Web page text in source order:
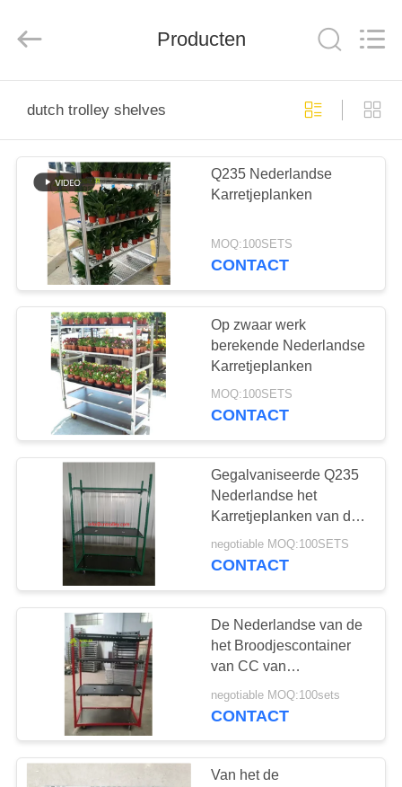
PRODUCTEN
VIDEO'S
OVER
ONS
FABRIEKSTOCHT
KWALITEITSCONTROLE
NEEM
CONTACT
NIEUWS
VRAAG
EEN
OFFERTE
Co., Ltd. .
Producten
dutch trolley shelves
Q235 Nederlandse
Karretjeplanken
MOQ:100SETS
CONTACT
Op zwaar werk
berekende Nederlandse
Karretjeplanken
MOQ:100SETS
CONTACT
Gegalvaniseerde Q235
Nederlandse het
Karretjeplanken van de
triplex Hete
Onderdompeling
negotiable MOQ:100SETS
CONTACT
De Nederlandse van de
het Broodjescontainer
van CC van
Karretjeplanken van het
het
negotiable MOQ:100sets
CONTACT
Van het de